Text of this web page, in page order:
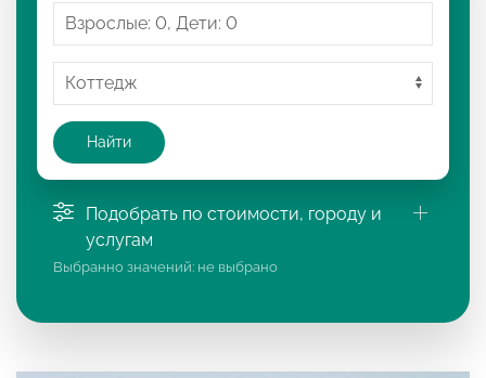
Найти
Подобрать по стоимости, городу и
услугам
Выбранно значений: не выбрано